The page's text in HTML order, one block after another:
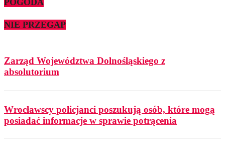
NIE PRZEGAP
Zarząd Województwa Dolnośląskiego z
absolutorium
Wrocławscy policjanci poszukują osób, które mogą
posiadać informacje w sprawie potrącenia